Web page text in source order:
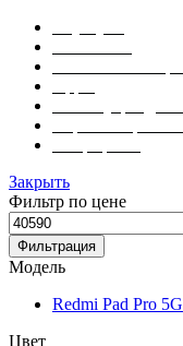
Закрыть
Фильтр по цене
Минимальная
цена
Фильтрация
Модель
Redmi Pad Pro 5G
Цвет